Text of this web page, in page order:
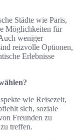
Städte wie Paris,
Möglichkeiten für
weniger
reizvolle Optionen,
Erlebnisse
wie Reisezeit,
sich, soziale
Freunden zu
treffen.